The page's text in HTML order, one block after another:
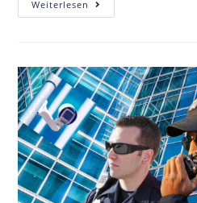
Weiterlesen